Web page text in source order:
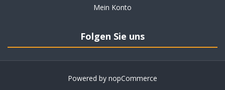
Mein Konto
Folgen Sie uns
Powered by nopCommerce